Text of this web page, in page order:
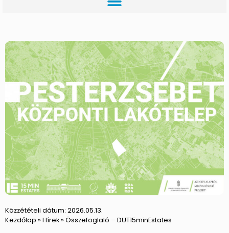
Közzétételi dátum: 2026.05.13.
Kezdőlap » Hírek» Összefoglaló – DUT15minEstates